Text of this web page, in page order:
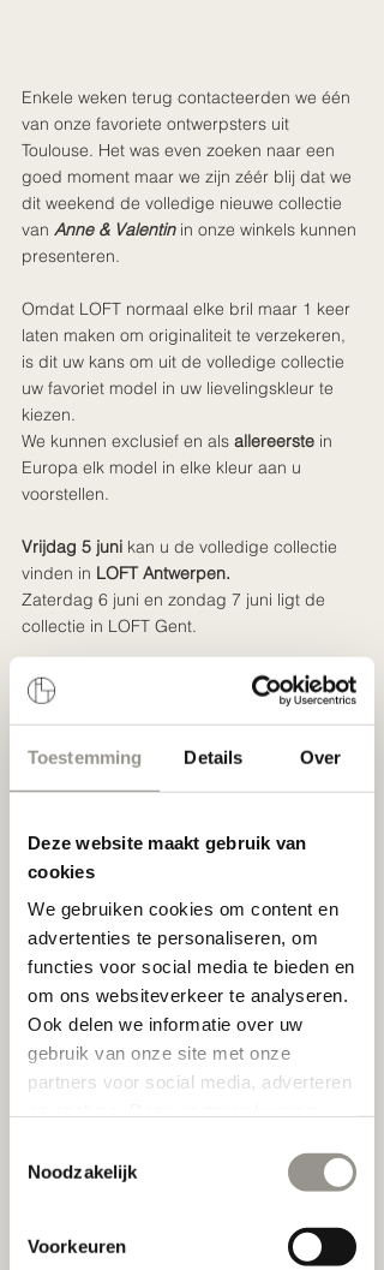
Toestemming Details Over
Deze website maakt gebruik van
cookies
We gebruiken cookies om content en
advertenties te personaliseren, om
functies voor social media te bieden en
om ons websiteverkeer te analyseren.
Ook delen we informatie over uw
gebruik van onze site met onze
partners voor social media, adverteren
andere informatie die u aan ze heeft
verstrekt of die ze hebben verzameld
op basis van uw gebruik van hun
services.
Noodzakelijk
Voorkeuren
Enkele weken terug contacteerden we één
van onze favoriete ontwerpsters uit
Toulouse. Het was even zoeken naar een
goed moment maar we zijn zéér blij dat we
dit weekend de volledige nieuwe collectie
van Anne & Valentin in onze winkels kunnen
presenteren.
Omdat LOFT normaal elke bril maar 1 keer
laten maken om originaliteit te verzekeren,
is dit uw kans om uit de volledige collectie
uw favoriet model in uw lievelingskleur te
kiezen.
We kunnen exclusief en als allereerste in
Europa elk model in elke kleur aan u
voorstellen.
Vrijdag 5 juni kan u de volledige collectie
vinden in LOFT Antwerpen.
Zaterdag 6 juni en zondag 7 juni ligt de
collectie in LOFT Gent.
Bovendien kunnen we door onze trouwe
samenwerking met Zeiss een unieke actie
bieden op de zonneglazen. U ontvangt
50% op al onze zonneglazen, ongeacht uw
correctie of type glas.